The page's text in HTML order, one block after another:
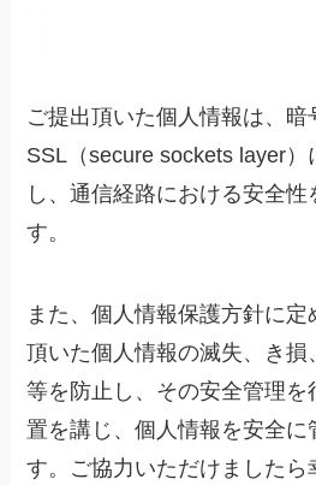
ご提出頂いた個人情報は、暗
SSL（secure sockets layer）
し、通信経路における安全性
す。
また、個人情報保護方針に
頂いた個人情報の滅失、き損
等を防止し、その安全管理
置を講じ、個人情報を安全に
す。ご協力いただけましたら